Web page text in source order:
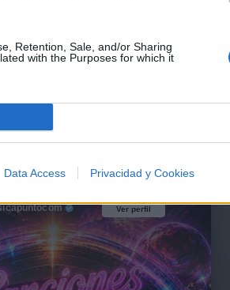
Retention, Sale, and/or Sharing
with the Purposes for which it
Data Access Privacidad y Cookies
Ver perfil
Ver perfil